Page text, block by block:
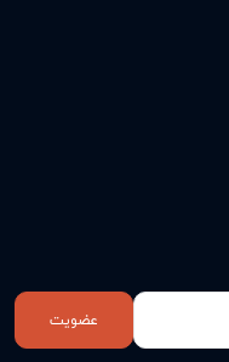
عضویت